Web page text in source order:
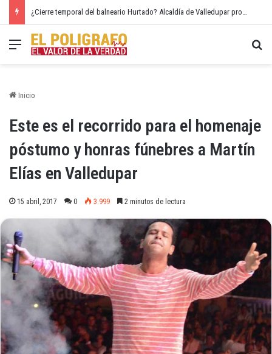
¿Cierre temporal del balneario Hurtado? Alcaldía de Valledupar propone recuperar el río Guatapurí
Menú
Inicio
Este es el recorrido para el homenaje
póstumo y honras fúnebres a Martín
Elías en Valledupar
15 abril, 2017 0 3.999 2 minutos de lectura